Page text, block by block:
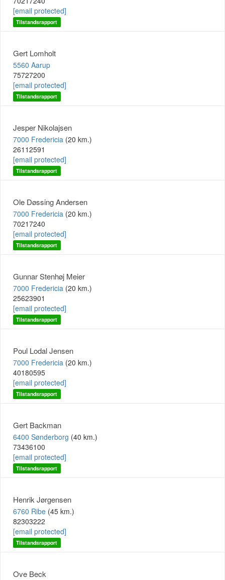
[email protected]
Tilstandsrapport
Gert Lomholt
5560 Aarup
75727200
[email protected]
Tilstandsrapport
Jesper Nikolajsen
7000 Fredericia (20 km.)
26112591
[email protected]
Tilstandsrapport
Ole Døssing Andersen
7000 Fredericia (20 km.)
70217240
[email protected]
Tilstandsrapport
Gunnar Stenhøj Meier
7000 Fredericia (20 km.)
25623901
[email protected]
Tilstandsrapport
Poul Lodal Jensen
7000 Fredericia (20 km.)
40180595
[email protected]
Tilstandsrapport
Gert Backman
6400 Sønderborg (40 km.)
73436100
[email protected]
Tilstandsrapport
Henrik Jørgensen
6760 Ribe (45 km.)
82303222
[email protected]
Tilstandsrapport
Ove Beck